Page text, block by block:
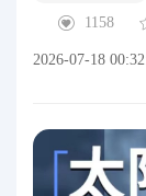
1158
2026-07-18